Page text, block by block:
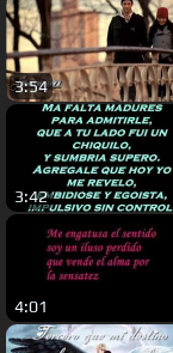
3:54
3:42
4:01